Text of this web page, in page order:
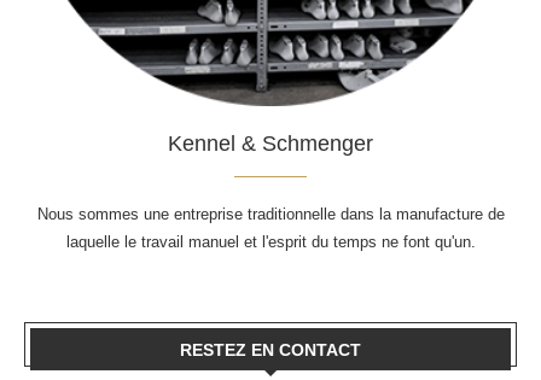
Kennel & Schmenger
Nous sommes une entreprise traditionnelle dans la manufacture de
laquelle le travail manuel et l'esprit du temps ne font qu'un.
RESTEZ EN CONTACT